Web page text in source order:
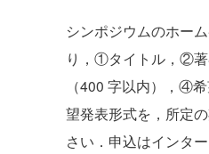
シンポジウムのホー
り，①タイトル，②
（400 字以内），④
望発表形式を，所定
さい．申込はインタ